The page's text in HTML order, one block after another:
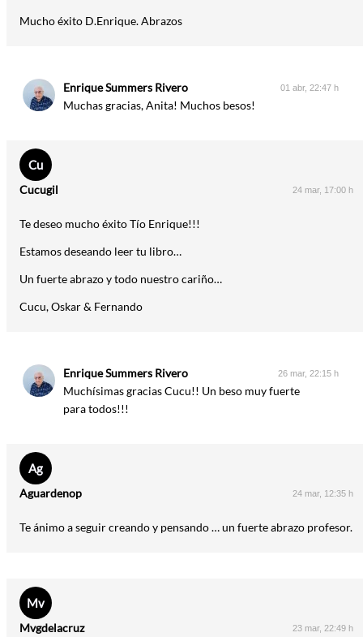
Mucho éxito D.Enrique. Abrazos
Enrique Summers Rivero 01 abr, 22:47 h
Muchas gracias, Anita! Muchos besos!
Cu
Cucugil 24 mar, 17:00 h
Te deseo mucho éxito Tío Enrique!!!
Estamos deseando leer tu libro…
Un fuerte abrazo y todo nuestro cariño…
Cucu, Oskar & Fernando
Enrique Summers Rivero 26 mar, 22:15 h
Muchísimas gracias Cucu!! Un beso muy fuerte
para todos!!!
Ag
Aguardenop 24 mar, 12:35 h
Te ánimo a seguir creando y pensando … un fuerte abrazo profesor.
Mv
Mvgdelacruz 23 mar, 22:49 h